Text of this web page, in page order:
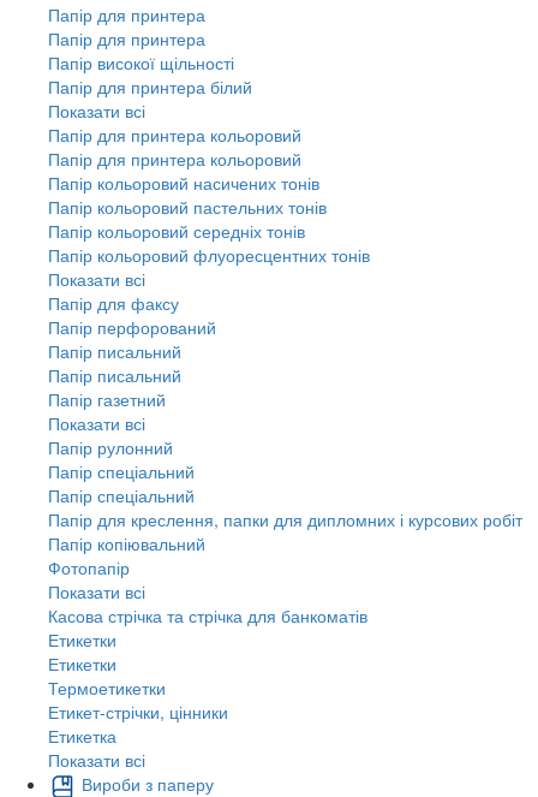
Папір для принтера
Папір для принтера
Папір високої щільності
Папір для принтера білий
Показати всі
Папір для принтера кольоровий
Папір для принтера кольоровий
Папір кольоровий насичених тонів
Папір кольоровий пастельних тонів
Папір кольоровий середніх тонів
Папір кольоровий флуоресцентних тонів
Показати всі
Папір для факсу
Папір перфорований
Папір писальний
Папір писальний
Папір газетний
Показати всі
Папір рулонний
Папір спеціальний
Папір спеціальний
Папір для креслення, папки для дипломних і курсових робіт
Папір копіювальний
Фотопапір
Показати всі
Касова стрічка та стрічка для банкоматів
Етикетки
Етикетки
Термоетикетки
Етикет-стрічки, цінники
Етикетка
Показати всі
Вироби з паперу